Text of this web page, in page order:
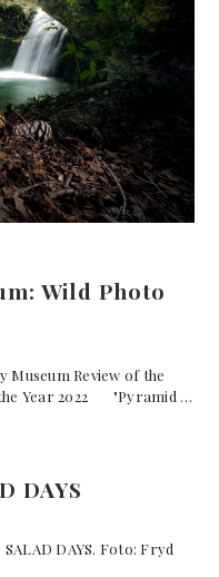
Wild Photo
Review of the
Year 2022 "Pyramid …
DAYS
DAYS. Foto: Fryd